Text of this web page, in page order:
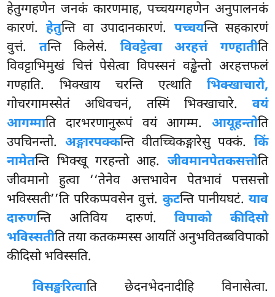
हेतुग्गहणेन जनकं कारणमाह, पच्चयग्गहणेन अनुपालनकं
कारणं. हेतुन्ति वा उपादानकारणं. पच्चयन्ति सहकारणं
वुत्तं. तन्ति किलेसं. विवट्टेत्वा अरहत्तं गण्हातीति
विवट्टाभिमुखं चित्तं पेसेत्वा विपस्सनं वड्ढेन्तो अरहत्तफलं
गण्हाति. भिक्खाय चरन्ति एत्थाति भिक्खाचारो,
गोचरगामस्सेतं अधिवचनं, तस्मिं भिक्खाचारे. वयं
आगम्माति दारभरणानुरूपं वयं आगम्म. आयूहन्तोति
उपचिनन्तो. अङ्गारपक्कन्ति वीतच्चिकङ्गारेसु पक्कं. किं
नामेतन्ति भिक्खू गरहन्तो आह. जीवमानपेतकसत्तोति
जीवमानो हुत्वा ‘‘तेनेव अत्तभावेन पेतभावं पत्तसत्तो
भविस्सती’’ति परिकप्पवसेन वुत्तं. कुटन्ति पानीयघटं. याव
दारुणन्ति अतिविय दारुणं.विपाको कीदिसो
भविस्सतीति तया कतकम्मस्स आयतिं अनुभवितब्बविपाको
कीदिसो भविस्सति.
विसङ्खरित्वाति छेदनभेदनादीहि विनासेत्वा.